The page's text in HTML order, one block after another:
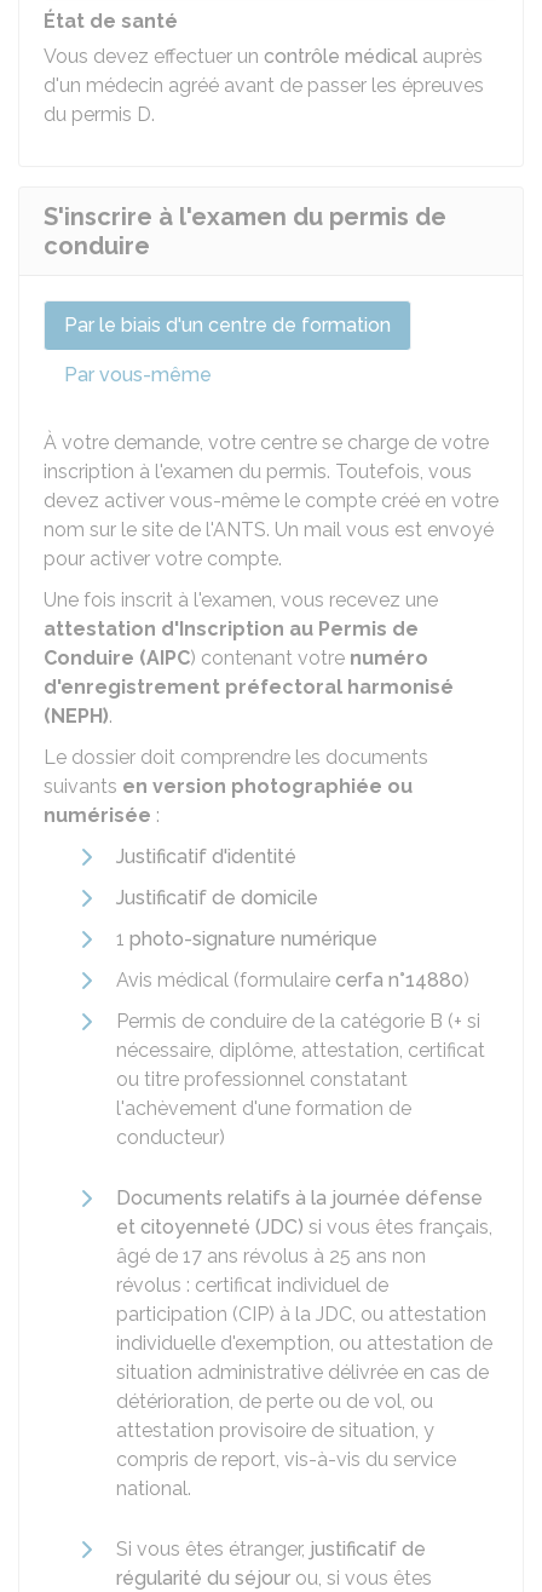
État de santé
Vous devez effectuer un contrôle médical auprès
d'un médecin agréé avant de passer les épreuves
du permis D.
S'inscrire à l'examen du permis de
conduire
Par le biais d'un centre de formation
Par vous-même
À votre demande, votre centre se charge de votre
inscription à l'examen du permis. Toutefois, vous
devez activer vous-même le compte créé en votre
nom sur le site de l'ANTS. Un mail vous est envoyé
pour activer votre compte.
Une fois inscrit à l'examen, vous recevez une
attestation d'Inscription au Permis de
Conduire (AIPC) contenant votre numéro
d'enregistrement préfectoral harmonisé
(NEPH).
Le dossier doit comprendre les documents
suivants en version photographiée ou
numérisée :
Justificatif d'identité
Justificatif de domicile
1 photo-signature numérique
Avis médical (formulaire cerfa n°14880)
Permis de conduire de la catégorie B (+ si
nécessaire, diplôme, attestation, certificat
ou titre professionnel constatant
l'achèvement d'une formation de
conducteur)
Documents relatifs à la journée défense
et citoyenneté (JDC) si vous êtes français,
âgé de 17 ans révolus à 25 ans non
révolus : certificat individuel de
participation (CIP) à la JDC, ou attestation
individuelle d'exemption, ou attestation de
situation administrative délivrée en cas de
détérioration, de perte ou de vol, ou
attestation provisoire de situation, y
compris de report, vis-à-vis du service
national.
Si vous êtes étranger, justificatif de
régularité du séjour ou, si vous êtes